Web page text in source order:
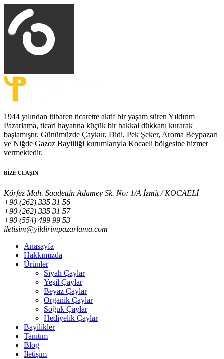
1944 yılından itibaren ticarette aktif bir yaşam süren Yıldırım
Pazarlama, ticari hayatına küçük bir bakkal dükkanı kurarak
başlamıştır. Günümüzde Çaykur, Didi, Pek Şeker, Aroma Beypazarı
ve Niğde Gazoz Bayiiliği kurumlarıyla Kocaeli bölgesine hizmet
vermektedir.
BİZE ULAŞIN
Körfez Mah. Saadettin Adamey Sk. No: 1/A İzmit / KOCAELİ
+90 (262) 335 31 56
+90 (262) 335 31 57
+90 (554) 499 99 53
iletisim@yildirimpazarlama.com
Anasayfa
Hakkımızda
Ürünler
Siyah Çaylar
Yeşil Çaylar
Beyaz Çaylar
Organik Çaylar
Soğuk Çaylar
Hediyelik Çaylar
Bayilikler
Tanıtım
Blog
İletişim